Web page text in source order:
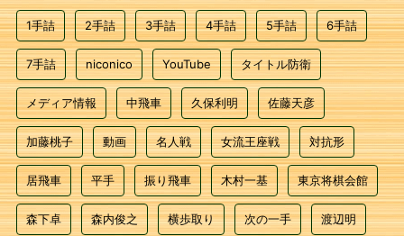
1手詰 2手詰 3手詰 4手詰 5手詰 6手詰
7手詰 niconico YouTube タイトル防衛
メディア情報 中飛車 久保利明 佐藤天彦
加藤桃子 動画 名人戦 女流王座戦 対抗形
居飛車 平手 振り飛車 木村一基 東京将棋会館
森下卓 森内俊之 横歩取り 次の一手 渡辺明